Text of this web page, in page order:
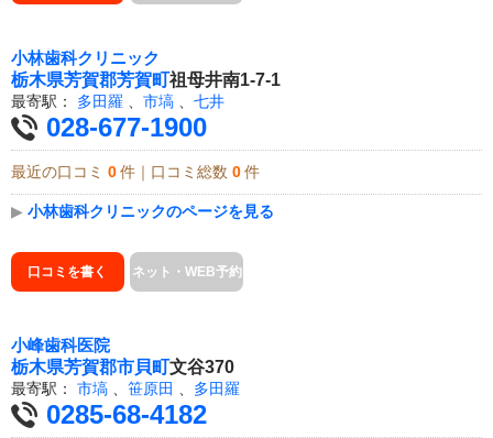
小林歯科クリニック
栃木県芳賀郡芳賀町祖母井南1-7-1
最寄駅： 多田羅 市塙 七井
028-677-1900
最近の口コミ 0 件｜口コミ総数 0 件
▶ 小林歯科クリニックのページを見る
口コミを書く ネット・WEB予約
小峰歯科医院
栃木県芳賀郡市貝町文谷370
最寄駅： 市塙 、 笹原田 、 多田羅
0285-68-4182